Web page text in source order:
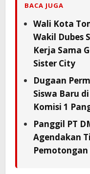
BACA JUGA
Wali Kota
Wakil Dubes
Kerja Sama
Sister City
Dugaan
Siswa Baru
Komisi 1
Panggil PT
Agendakan